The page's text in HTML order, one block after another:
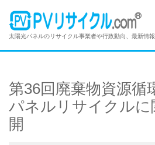
太陽光パネルのリサイクル事業者や行政動向、最新情
第36回廃棄物資源循
パネルリサイクルに
開